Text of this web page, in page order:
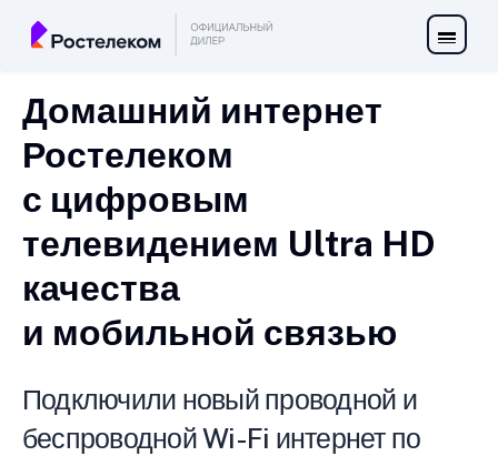
Домашний интернет
Ростелеком
с цифровым
телевидением Ultra HD
качества
и мобильной связью
Подключили новый проводной и
беспроводной Wi-Fi интернет по